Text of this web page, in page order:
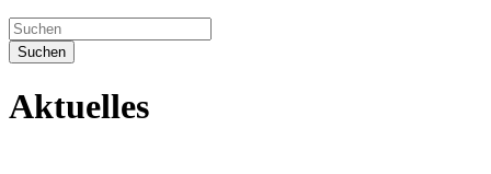
Suchen
Aktuelles